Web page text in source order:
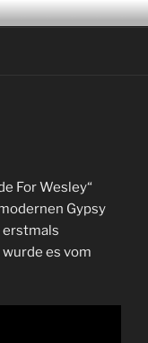
For Wesley“
Gypsy
erstmals
es vom